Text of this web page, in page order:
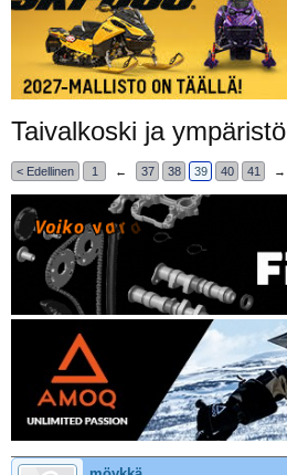
Taivalkoski ja ympäristö
< Edellinen 1 ← 37 38 39 40 41 →